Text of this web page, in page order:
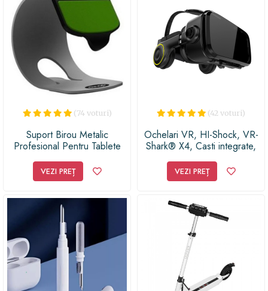
(74 voturi)
Suport Birou Metalic
Profesional Pentru Tablete
VEZI PREȚ
(42 voturi)
Ochelari VR, HI-Shock, VR-
Shark® X4, Casti integrate,
410g, PD + FD, Negru
VEZI PREȚ